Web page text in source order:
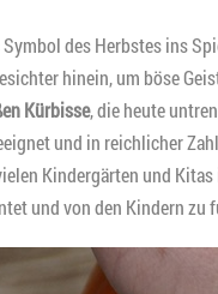
des Herbstes ins
hinein, um böse
Kürbisse, die heute
und in reichlicher
Kindergärten und
und von den Kindern